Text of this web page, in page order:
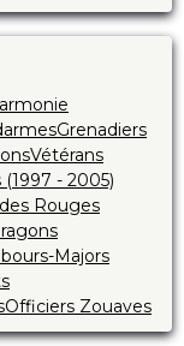
Grenadiers
Vétérans
(1997 - 2005)
Rouges
Majors
Officiers Zouaves